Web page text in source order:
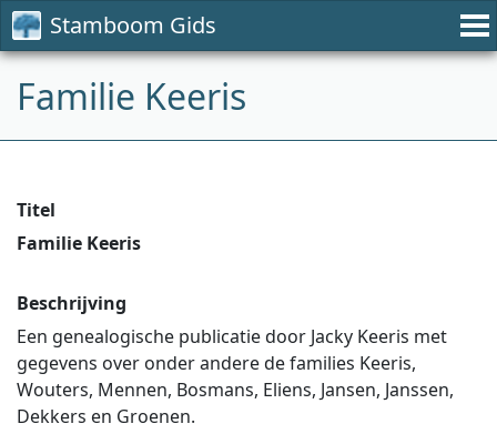
Stamboom Gids
Familie Keeris
Titel
Familie Keeris
Beschrijving
Een genealogische publicatie door Jacky Keeris met
gegevens over onder andere de families Keeris,
Wouters, Mennen, Bosmans, Eliens, Jansen, Janssen,
Dekkers en Groenen.